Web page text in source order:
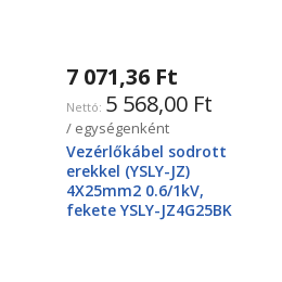
7 071,36 Ft
5 568,00 Ft
/ egységenként
Vezérlőkábel sodrott
erekkel (YSLY-JZ)
4X25mm2 0.6/1kV,
fekete YSLY-JZ4G25BK